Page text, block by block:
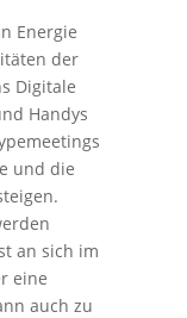
Energie
der
Digitale
Handys
und die
an sich im
eine
auch zu